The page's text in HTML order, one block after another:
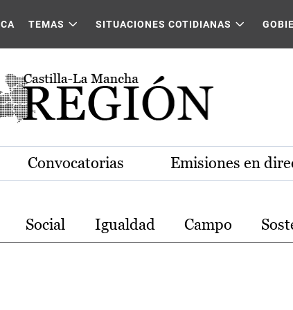
TEMAS SITUACIONES COTIDIANAS
Convocatorias Emisiones en
Social Igualdad Campo